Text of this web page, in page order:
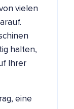
vielen
halten,
Ihrer
eine